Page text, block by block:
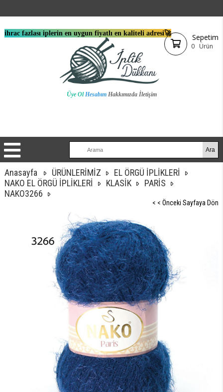
ihrac fazlası iplerin en uygun fiyatlı en kaliteli adresi🚀
Üye Ol Hesabım Hakkımızda İletişim
Sepetim
0 Ürün
Anasayfa ÜRÜNLERİMİZ
EL ÖRGÜ İPLİKLERİ
NAKO EL ÖRGÜ İPLİKLERİ
KLASİK
PARİS
NAKO3266
< < Önceki Sayfaya Dön